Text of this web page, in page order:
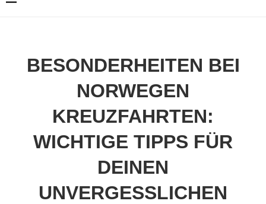
BESONDERHEITEN BEI
NORWEGEN
KREUZFAHRTEN:
WICHTIGE TIPPS FÜR
DEINEN
UNVERGESSLICHEN